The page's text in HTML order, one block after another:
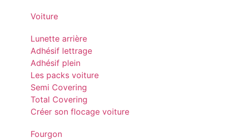
Voiture
Lunette arrière
Adhésif lettrage
Adhésif plein
Les packs voiture
Semi Covering
Total Covering
Créer son flocage voiture
Fourgon